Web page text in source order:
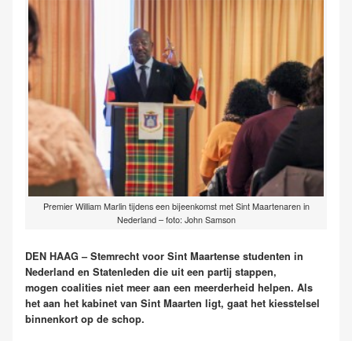
Premier William Marlin tijdens een bijeenkomst met Sint Maartenaren in
Nederland – foto: John Samson
DEN HAAG – Stemrecht voor Sint Maartense studenten in
Nederland en Statenleden die uit een partij stappen,
mogen coalities niet meer aan een meerderheid helpen. Als
het aan het kabinet van Sint Maarten ligt, gaat het kiesstelsel
binnenkort op de schop.